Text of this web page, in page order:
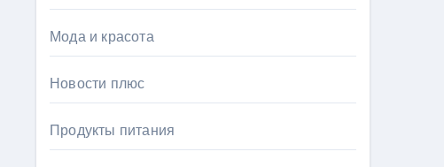
Мода и красота
Новости плюс
Продукты питания